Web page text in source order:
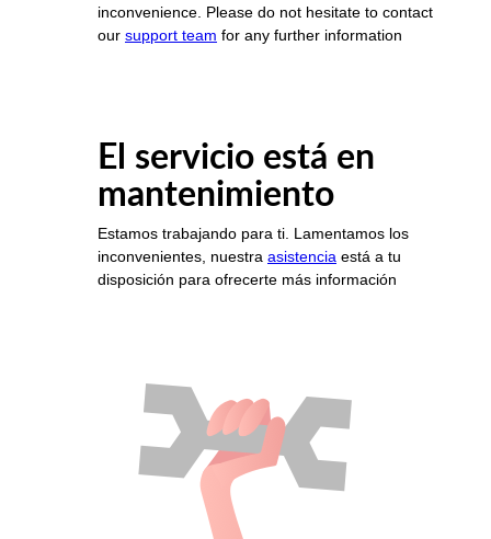
inconvenience. Please do not hesitate to contact
our support team for any further information
El servicio está en
mantenimiento
Estamos trabajando para ti. Lamentamos los
inconvenientes, nuestra asistencia está a tu
disposición para ofrecerte más información